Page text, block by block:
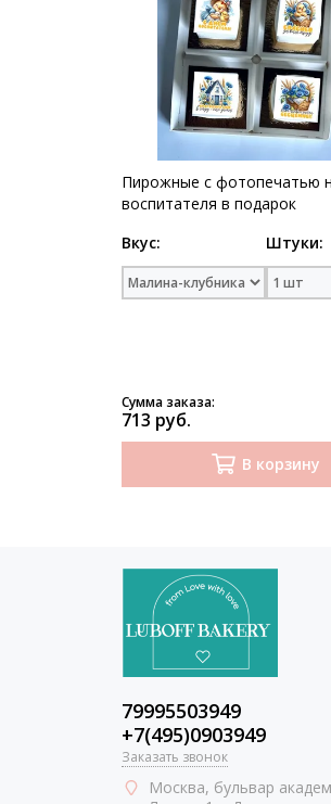
Пирожные с фотопечатью
воспитателя в подарок
Вкус:
Штуки:
Сумма заказа:
713 руб.
В корзину
79995503949
+7(495)0903949
Заказать звонок
Москва, бульвар